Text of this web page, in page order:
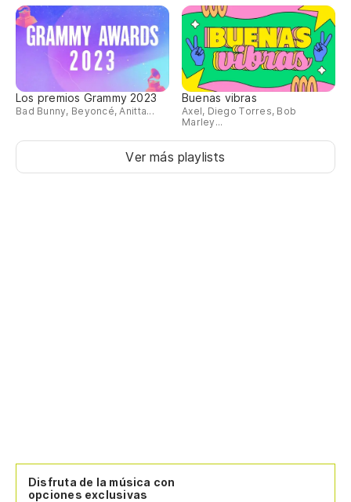
Los premios Grammy 2023
Bad Bunny, Beyoncé, Anitta...
Buenas vibras
Axel, Diego Torres, Bob
Marley...
Ver más playlists
Disfruta de la música con
opciones exclusivas